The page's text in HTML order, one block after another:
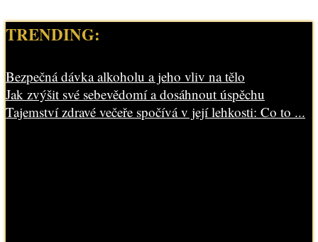
TRENDING:
Bezpečná dávka alkoholu a jeho vliv na tělo
Jak zvýšit své sebevědomí a dosáhnout úspěchu
Tajemství zdravé večeře spočívá v její lehkosti: Co to ...